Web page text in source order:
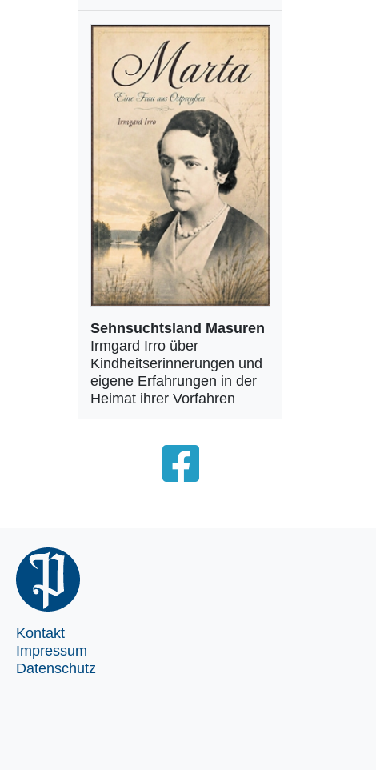
Sehnsuchtsland Masuren
Irmgard Irro über
Kindheitserinnerungen und
eigene Erfahrungen in der
Heimat ihrer Vorfahren
Kontakt
Impressum
Datenschutz